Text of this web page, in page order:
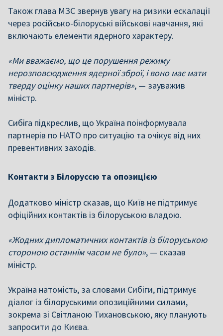
Також глава МЗС звернув увагу на ризики ескалації
через російсько-білоруські військові навчання, які
включають елементи ядерного характеру.
«Ми вважаємо, що це порушення режиму
нерозповсюдження ядерної зброї, і воно має мати
тверду оцінку наших партнерів», — зауважив
міністр.
Сибіга підкреслив, що Україна поінформувала
партнерів по НАТО про ситуацію та очікує від них
превентивних заходів.
Контакти з Білоруссю та опозицією
Додатково міністр сказав, що Київ не підтримує
офіційних контактів із білоруською владою.
«Жодних дипломатичних контактів із білоруською
стороною останнім часом не було», — сказав
міністр.
Україна натомість, за словами Сибіги, підтримує
діалог із білоруськими опозиційними силами,
зокрема зі Світланою Тихановською, яку планують
запросити до Києва.